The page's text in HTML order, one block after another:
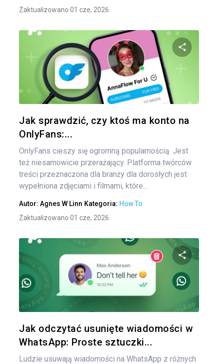
Zaktualizowano 01 cze, 2026
Jak sprawdzić, czy ktoś ma konto na
OnlyFans:...
OnlyFans cieszy się ogromną popularnością. Jest
też niesamowicie przerażający. Platforma twórców
treści przeznaczona dla branży dla dorosłych jest
wypełniona zdjęciami i filmami, które...
Autor: Agnes W Linn Kategoria: How To
Zaktualizowano 01 cze, 2026
Jak odczytać usunięte wiadomości w
WhatsApp: Proste sztuczki...
Ludzie usuwają wiadomości na WhatsApp z różnych